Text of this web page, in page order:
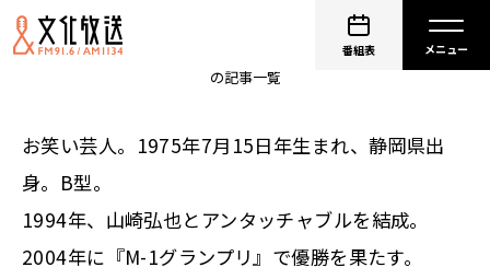
番組表
アンタッチャブル 柴田英嗣
の記事一覧
お笑い芸人。1975年7月15日年生まれ、静岡県出
身。B型。
1994年、山崎弘也とアンタッチャブルを結成。
2004年に『M-1グランプリ』で優勝を果たす。